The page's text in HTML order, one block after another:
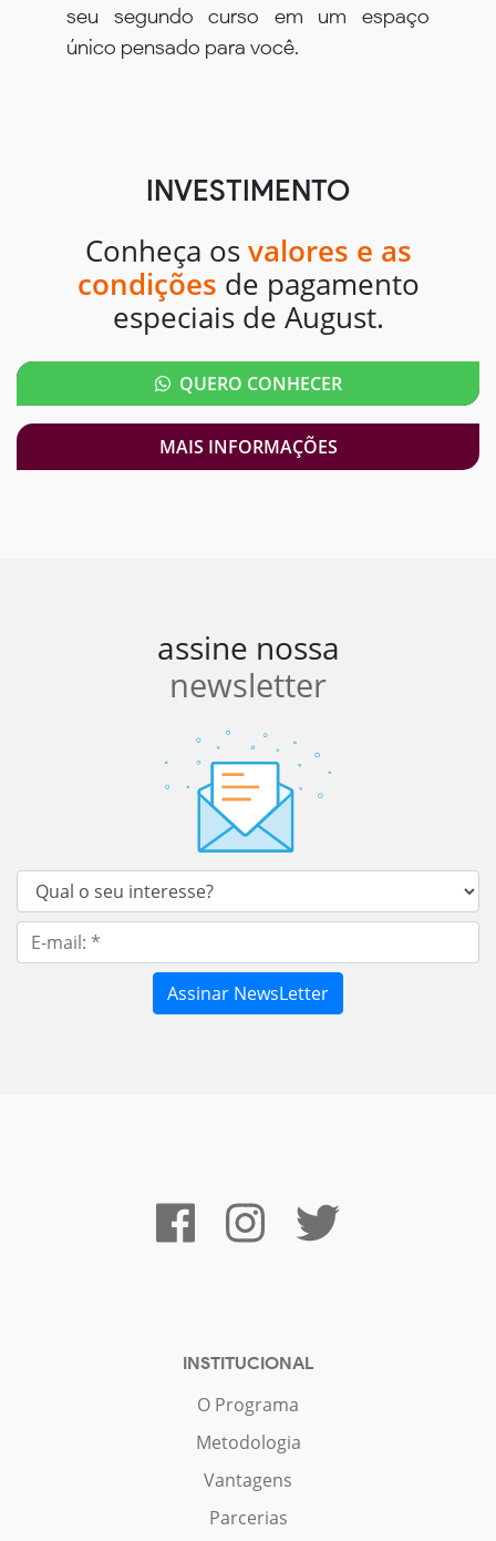
seu segundo curso em um espaço
único pensado para você.
INVESTIMENTO
Conheça os valores e as
condições de pagamento
especiais de August.
QUERO CONHECER
MAIS INFORMAÇÕES
assine nossa
newsletter
INSTITUCIONAL
O Programa
Metodologia
Vantagens
Parcerias